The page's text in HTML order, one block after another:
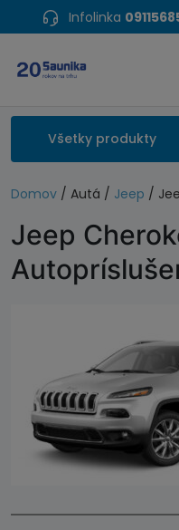
Infolinka
Všetky produkty
Domov / Autá / Jeep /
Jeep